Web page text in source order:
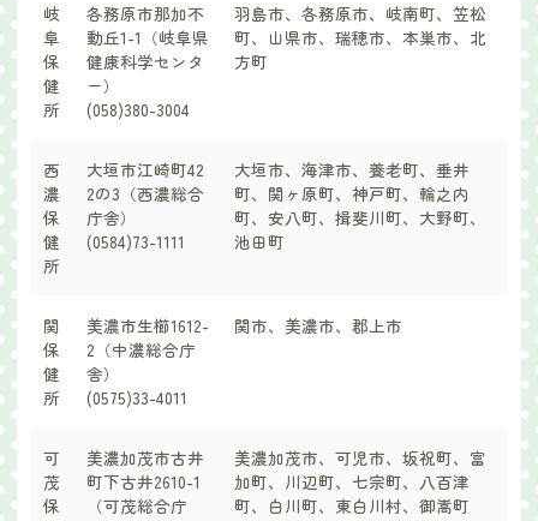
岐
阜
保
健
所
各務原市那加不
動丘1-1（岐阜県
健康科学センタ
ー）
(058)380-3004
羽島市、各務原市、岐南町、笠松
町、山県市、瑞穂市、本巣市、北
方町
西
濃
保
健
所
大垣市江崎町42
2の3（西濃総合
庁舎）
(0584)73-1111
大垣市、海津市、養老町、垂井
町、関ヶ原町、神戸町、輪之内
町、安八町、揖斐川町、大野町、
池田町
関
保
健
所
美濃市生櫛1612-
2（中濃総合庁
舎）
(0575)33-4011
関市、美濃市、郡上市
可
茂
保
美濃加茂市古井
町下古井2610-1
（可茂総合庁
美濃加茂市、可児市、坂祝町、富
加町、川辺町、七宗町、八百津
町、白川町、東白川村、御嵩町